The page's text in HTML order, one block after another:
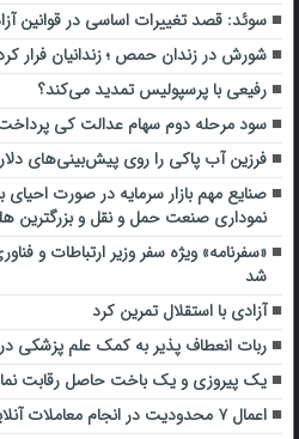
سوئد: قصد تغییرات اساسی در قوانین
شورش در زندان حمص ؛ زندانیان فرار
رفیعی با پرسپولیس تمدید می‌کند؟
سود مرحله دوم سهام عدالت کی
فرزین آب پاکی را روی پیش‌بینی‌های
صنایع مهم بازار سرمایه در صورت
نموداری صنعت حمل و نقل و بزرگترین
«سفرنامه» ویژه سفر وزیر ارتباطات و
شد
آزادی با استقلال تمرین کرد
ربات انعطاف پذیر به کمک علم پزشکی
یک پیروزی و یک باخت حاصل رقابت
اعمال ۷ محدودیت در انجام معاملات آنلاین طی ۱۰روزگذشته